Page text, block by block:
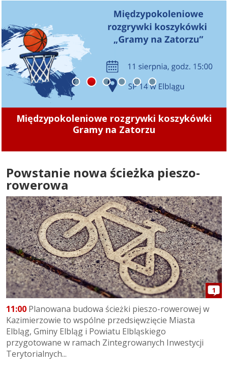
Międzypokoleniowe rozgrywki koszykówki
Gramy na Zatorzu
1 2 3 4 5 6
Powstanie nowa ścieżka pieszo-
rowerowa
1
11:00 Planowana budowa ścieżki pieszo-rowerowej w
Kazimierzowie to wspólne przedsięwzięcie Miasta
Elbląg, Gminy Elbląg i Powiatu Elbląskiego
przygotowane w ramach Zintegrowanych Inwestycji
Terytorialnych...